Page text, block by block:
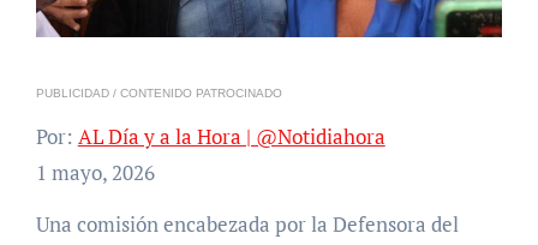
PUBLICIDAD / CONTENIDO PATROCINADO
Por: AL Día y a la Hora | @Notidiahora
1 mayo, 2026
Una comisión encabezada por la Defensora del